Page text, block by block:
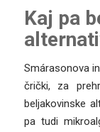
Kaj pa
Smárasonova
črički, za
beljakovinske
pa tudi